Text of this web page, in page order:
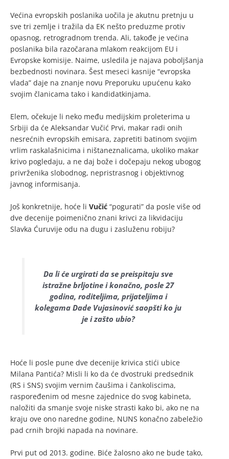
Većina evropskih poslanika uočila je akutnu pretnju u
sve tri zemlje i tražila da EK nešto preduzme protiv
opasnog, retrogradnom trenda. Ali, takođe je većina
poslanika bila razočarana mlakom reakcijom EU i
Evropske komisije. Naime, usledila je najava poboljšanja
bezbednosti novinara. Šest meseci kasnije “evropska
vlada” daje na znanje novu Preporuku upućenu kako
svojim članicama tako i kandidatkinjama.
Elem, očekuje li neko među medijskim proleterima u
Srbiji da će Aleksandar Vučić Prvi, makar radi onih
nesrećnih evropskih emisara, zapretiti batinom svojim
vrlim raskalašnicima i ništaneznalicama, ukoliko makar
krivo pogledaju, a ne daj bože i dočepaju nekog ubogog
privrženika slobodnog, nepristrasnog i objektivnog
javnog informisanja.
Još konkretnije, hoće li Vučić “pogurati” da posle više od
dve decenije poimenično znani krivci za likvidaciju
Slavka Ćuruvije odu na dugu i zasluženu robiju?
Da li će urgirati da se preispitaju sve
istražne brljotine i konačno, posle 27
godina, roditeljima, prijateljima i
kolegama Dade Vujasinović saopšti ko ju
je i zašto ubio?
Hoće li posle pune dve decenije krivica stići ubice
Milana Pantića? Misli li ko da će dvostruki predsednik
(RS i SNS) svojim vernim čaušima i čankoliscima,
raspoređenim od mesne zajednice do svog kabineta,
naložiti da smanje svoje niske strasti kako bi, ako ne na
kraju ove ono naredne godine, NUNS konačno zabeležio
pad crnih brojki napada na novinare.
Prvi put od 2013. godine. Biće žalosno ako ne bude tako,